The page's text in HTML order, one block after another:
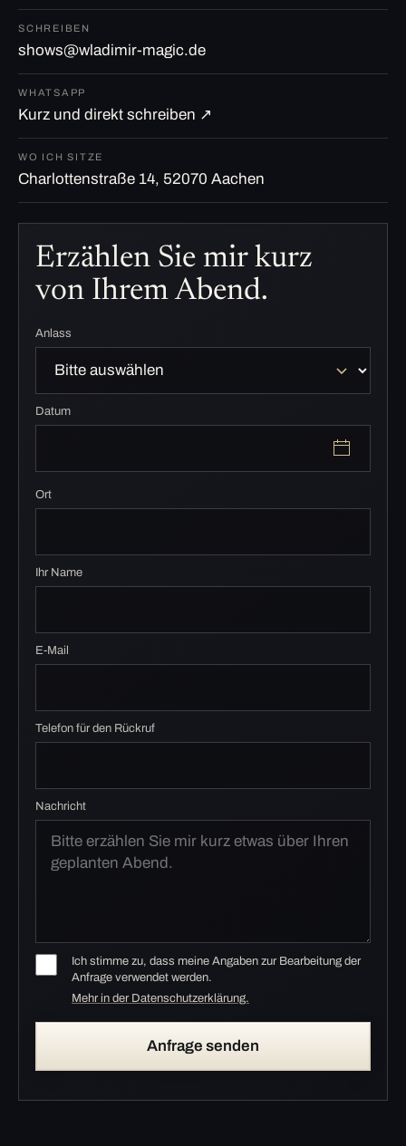
SCHREIBEN
shows@wladimir-magic.de
WHATSAPP
Kurz und direkt schreiben ↗
WO ICH SITZE
Charlottenstraße 14, 52070 Aachen
Erzählen Sie mir kurz
von Ihrem Abend.
Anlass
Datum
Ort
Ihr Name
E-Mail
Telefon für den Rückruf
Nachricht
Ich stimme zu, dass meine Angaben zur Bearbeitung der
Anfrage verwendet werden.
Mehr in der Datenschutzerklärung.
Anfrage senden